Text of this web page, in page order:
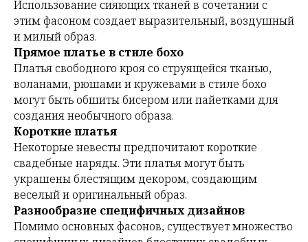
Использование сияющих тканей в сочетании с
этим фасоном создает выразительный, воздушный
и милый образ.
Прямое платье в стиле бохо
Платья свободного кроя со струящейся тканью,
воланами, рюшами и кружевами в стиле бохо
могут быть обшиты бисером или пайетками для
создания необычного образа.
Короткие платья
Некоторые невесты предпочитают короткие
свадебные наряды. Эти платья могут быть
украшены блестящим декором, создающим
веселый и оригинальный образ.
Разнообразие специфичных дизайнов
Помимо основных фасонов, существует множество